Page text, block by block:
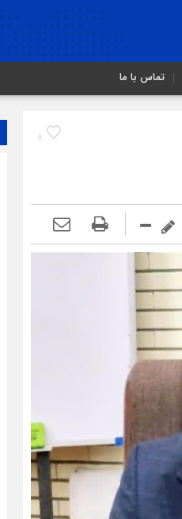
تماس با ما
8